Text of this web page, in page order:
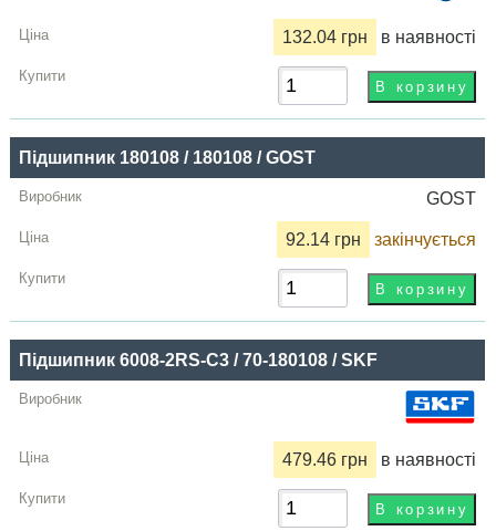
132.04 грн в наявності
Підшипник 180108 / 180108 / GOST
GOST
92.14 грн закінчується
Підшипник 6008-2RS-C3 / 70-180108 / SKF
479.46 грн в наявності